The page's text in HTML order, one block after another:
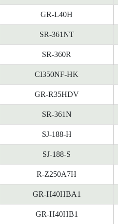
GR-L40H
SR-361NT
SR-360R
CI350NF-HK
GR-R35HDV
SR-361N
SJ-188-H
SJ-188-S
R-Z250A7H
GR-H40HBA1
GR-H40HB1